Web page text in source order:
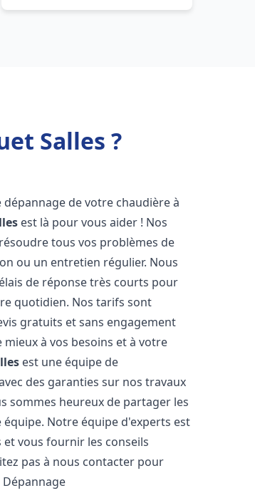
Salles ?
de votre chaudière à
est là pour vous aider ! Nos
tous vos problèmes de
ou un entretien régulier. Nous
de réponse très courts pour
quotidien. Nos tarifs sont
gratuits et sans engagement
à vos besoins et à votre
est une équipe de
des garanties sur nos travaux
sommes heureux de partager les
Notre équipe d'experts est
vous fournir les conseils
pas à nous contacter pour